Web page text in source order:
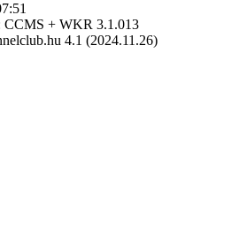
CCMS + WKR 3.1.013
4.1 (2024.11.26)